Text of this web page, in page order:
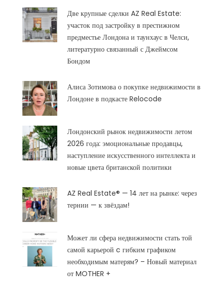
Две крупные сделки AZ Real Estate:
участок под застройку в престижном
предместье Лондона и таунхаус в Челси,
литературно связанный с Джеймсом
Бондом
Алиса Зотимова о покупке недвижимости в
Лондоне в подкасте Relocode
Лондонский рынок недвижимости летом
2026 года: эмоциональные продавцы,
наступление искусственного интеллекта и
новые цвета британской политики
AZ Real Estate® — 14 лет на рынке: через
тернии — к звёздам!
Может ли сфера недвижимости стать той
самой карьерой c гибким графиком
необходимым матерям? – Новый материал
от MOTHER +